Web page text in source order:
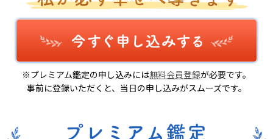
※プレミアム鑑定の申し込みには無料会員登録が必要です。
事前に登録いただくと、当日の申し込みがスムーズです。